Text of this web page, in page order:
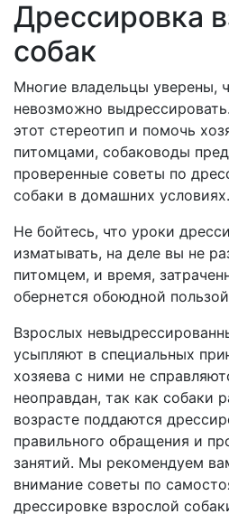
Дрессировка
собак
Многие владельцы уверены,
невозможно
этот стереотип и помочь
питомцами, собаководы
проверенные советы по
собаки в домашних условиях.
Не бойтесь, что уроки
изматывать, на деле вы не
питомцем, и время,
обернется обоюдной
Взрослых
усыпляют в специальных
хозяева с ними не
неоправдан, так как собаки
возрасте поддаются
правильного обращения и
занятий. Мы рекомендуем
внимание советы по
дрессировке взрослой